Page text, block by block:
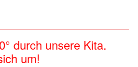
durch unsere Kita.
um!